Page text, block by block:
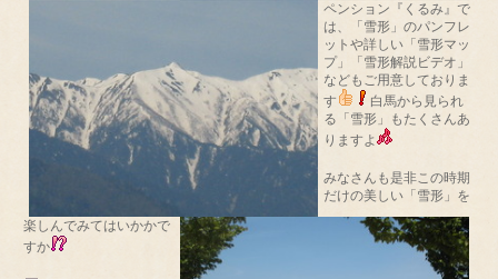
ペンション『くるみ』で
は、「雪形」のパンフレ
ットや詳しい「雪形マッ
プ」「雪形解説ビデオ」
などもご用意しておりま
す
白馬から見られ
る「雪形」もたくさんあ
りますよ
みなさんも是非この時期
だけの美しい「雪形」を
楽しんでみてはいかかで
すか